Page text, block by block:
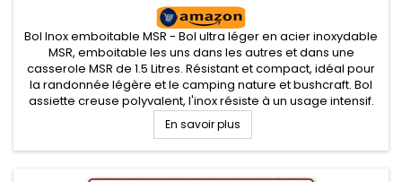
Bol Inox emboitable MSR - Bol ultra léger en acier inoxydable
MSR, emboitable les uns dans les autres et dans une
casserole MSR de 1.5 Litres. Résistant et compact, idéal pour
la randonnée légère et le camping nature et bushcraft. Bol
assiette creuse polyvalent, l'inox résiste à un usage intensif.
En savoir plus